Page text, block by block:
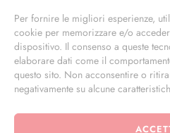
Per fornire le migliori esperienze,
cookie per memorizzare e/o
dispositivo. Il consenso a queste
elaborare dati come il
questo sito. Non acconsentire o
negativamente su alcune
info@masterphil.it